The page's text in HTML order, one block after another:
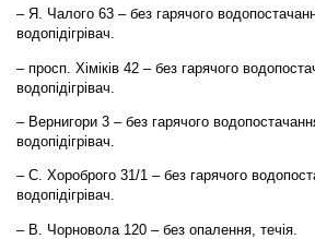
– Я. Чалого 63 – без гарячого
водопідігрівач.
– просп. Хіміків 42 – без гарячого
водопідігрівач.
– Вернигори 3 – без гарячого
водопідігрівач.
– С. Хороброго 31/1 – без гарячого
водопідігрівач.
– В. Чорновола 120 – без опалення, течія.